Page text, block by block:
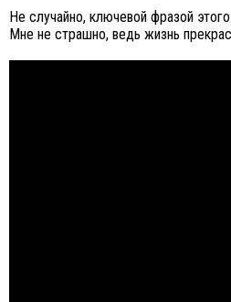
Не случайно, ключевой фразой
Мне не страшно, ведь жизнь